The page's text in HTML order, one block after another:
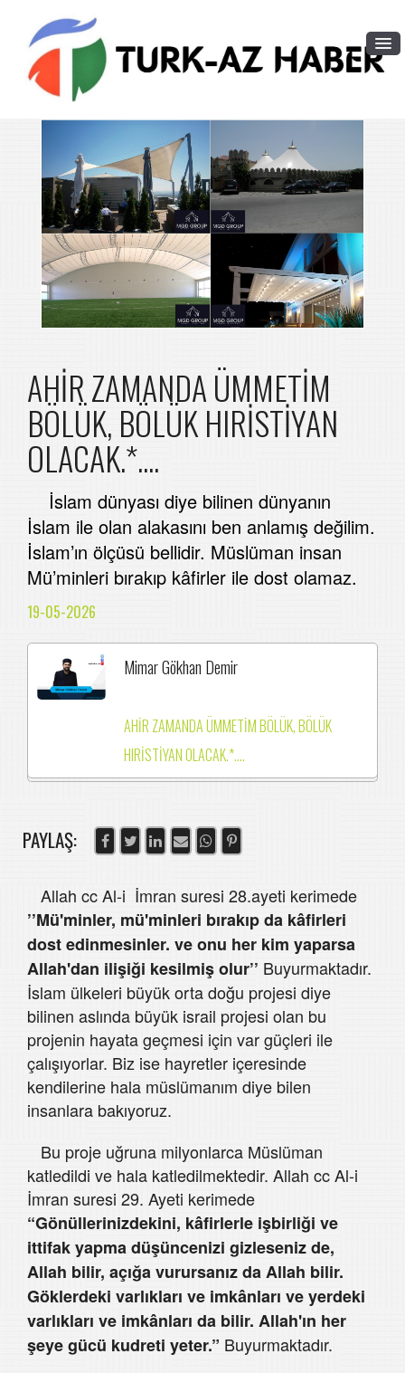
AHİR ZAMANDA ÜMMETİM
BÖLÜK, BÖLÜK HIRİSTİYAN
OLACAK.*....
İslam dünyası diye bilinen dünyanın
İslam ile olan alakasını ben anlamış değilim.
İslam’ın ölçüsü bellidir. Müslüman insan
Mü’minleri bırakıp kâfirler ile dost olamaz.
19-05-2026
Mimar Gökhan Demir
AHİR ZAMANDA ÜMMETİM BÖLÜK, BÖLÜK
HIRİSTİYAN OLACAK.*....
PAYLAŞ:
Allah cc Al-i İmran suresi 28.ayeti kerimede
’’Mü'minler, mü'minleri bırakıp da kâfirleri
dost edinmesinler. ve onu her kim yaparsa
Allah'dan ilişiği kesilmiş olur’’ Buyurmaktadır.
İslam ülkeleri büyük orta doğu projesi diye
bilinen aslında büyük israil projesi olan bu
projenin hayata geçmesi için var güçleri ile
çalışıyorlar. Biz ise hayretler içeresinde
kendilerine hala müslümanım diye bilen
insanlara bakıyoruz.
Bu proje uğruna milyonlarca Müslüman
katledildi ve hala katledilmektedir. Allah cc Al-i
İmran suresi 29. Ayeti kerimede
“Gönüllerinizdekini, kâfirlerle işbirliği ve
ittifak yapma düşüncenizi gizleseniz de,
Allah bilir, açığa vurursanız da Allah bilir.
Göklerdeki varlıkları ve imkânları ve yerdeki
varlıkları ve imkânları da bilir. Allah'ın her
şeye gücü kudreti yeter.” Buyurmaktadır.